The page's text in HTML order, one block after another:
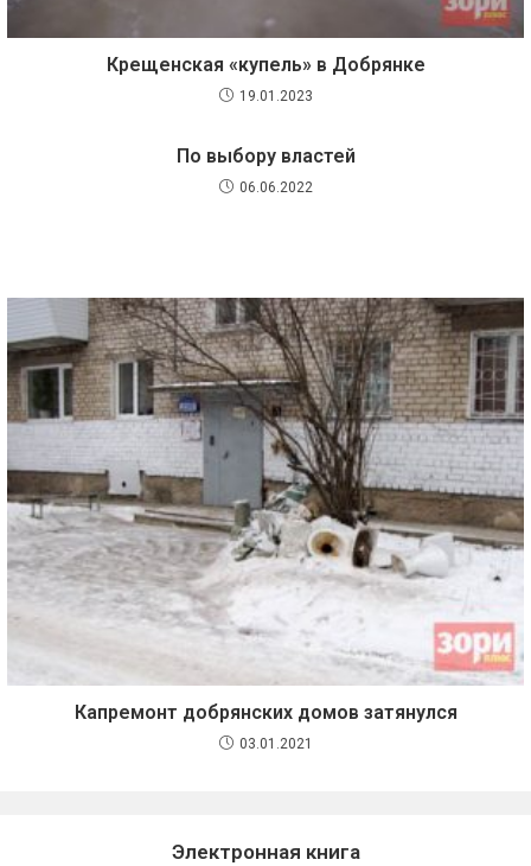
Крещенская «купель» в Добрянке
19.01.2023
По выбору властей
06.06.2022
Капремонт добрянских домов затянулся
03.01.2021
Электронная книга